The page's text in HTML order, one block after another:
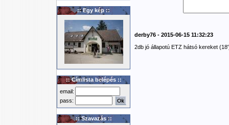
:: Egy kép ::
:: Címlista belépés ::
email:
pass:
:: Szavazás ::
derby76 - 2015-06-15 11:32:23
2db jó állapotú ETZ hátsó kereket